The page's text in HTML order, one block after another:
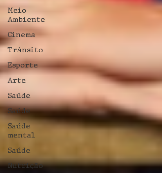
Meio
Ambiente
Cinema
Trânsito
Esporte
Arte
Saúde
Saúde
Saúde
mental
Saúde
Nutrição